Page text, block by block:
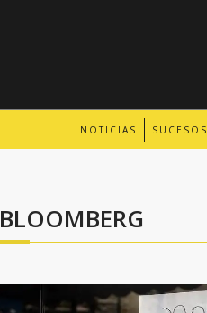
NOTICIAS SUCESOS
BLOOMBERG